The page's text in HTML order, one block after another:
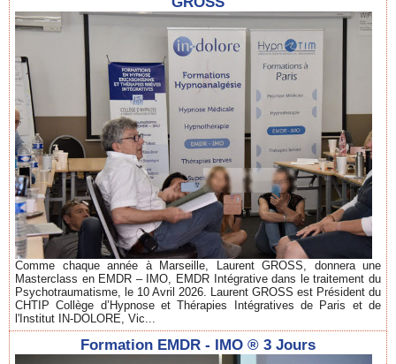
Comme chaque année à Marseille, Laurent GROSS, donnera une
Masterclass en EMDR – IMO, EMDR Intégrative dans le traitement du
Psychotraumatisme, le 10 Avril 2026. Laurent GROSS est Président du
CHTIP Collège d’Hypnose et Thérapies Intégratives de Paris et de
l'Institut IN-DOLORE, Vic...
Formation EMDR - IMO ® 3 Jours